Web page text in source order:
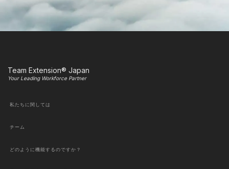
Team Extension® Japan
Your Leading Workforce Partner
私たちに関しては
チーム
どのように機能するのですか？